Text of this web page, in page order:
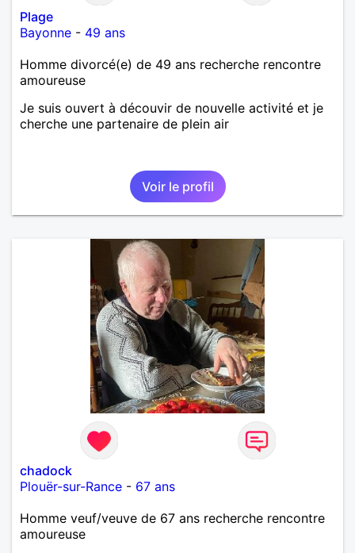
Plage
Bayonne - 49 ans
Homme divorcé(e) de 49 ans recherche rencontre
amoureuse
Je suis ouvert à découvir de nouvelle activité et je
cherche une partenaire de plein air
Voir le profil
chadock
Plouër-sur-Rance - 67 ans
Homme veuf/veuve de 67 ans recherche rencontre
amoureuse